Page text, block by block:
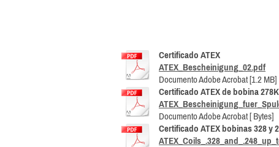
Certificado ATEX
ATEX_Bescheinigung_02.pdf
Documento Adobe Acrobat [1.2 MB]
Certificado ATEX de bobina
Documento Adobe Acrobat [ Bytes]
Certificado ATEX bobinas 328 y